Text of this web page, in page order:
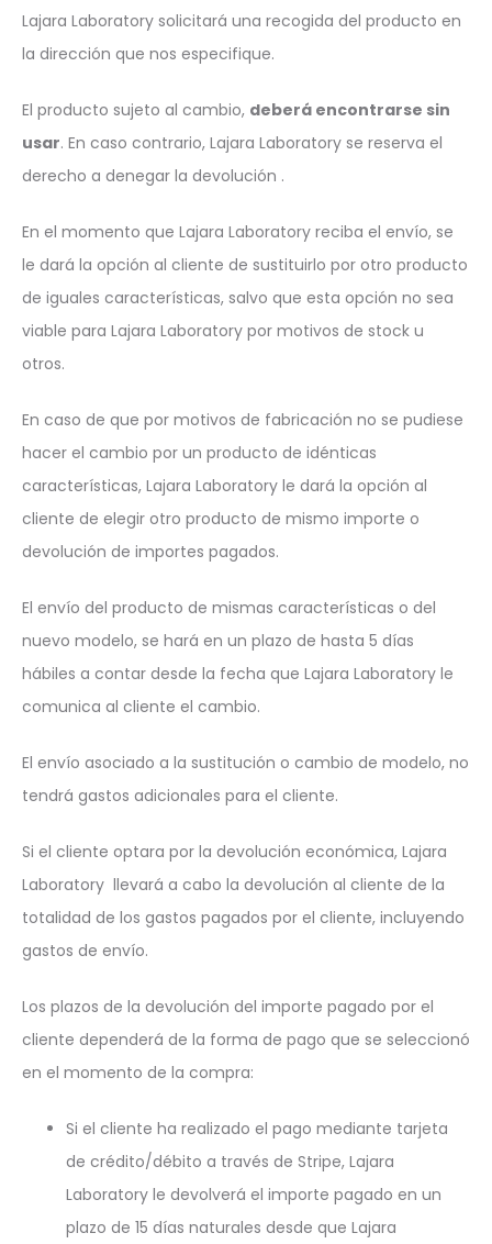
Lajara Laboratory solicitará una recogida del producto en
la dirección que nos especifique.
El producto sujeto al cambio, deberá encontrarse sin
usar. En caso contrario, Lajara Laboratory se reserva el
derecho a denegar la devolución .
En el momento que Lajara Laboratory reciba el envío, se
le dará la opción al cliente de sustituirlo por otro producto
de iguales características, salvo que esta opción no sea
viable para Lajara Laboratory por motivos de stock u
otros.
En caso de que por motivos de fabricación no se pudiese
hacer el cambio por un producto de idénticas
características, Lajara Laboratory le dará la opción al
cliente de elegir otro producto de mismo importe o
devolución de importes pagados.
El envío del producto de mismas características o del
nuevo modelo, se hará en un plazo de hasta 5 días
hábiles a contar desde la fecha que Lajara Laboratory le
comunica al cliente el cambio.
El envío asociado a la sustitución o cambio de modelo, no
tendrá gastos adicionales para el cliente.
Si el cliente optara por la devolución económica, Lajara
Laboratory llevará a cabo la devolución al cliente de la
totalidad de los gastos pagados por el cliente, incluyendo
gastos de envío.
Los plazos de la devolución del importe pagado por el
cliente dependerá de la forma de pago que se seleccionó
en el momento de la compra:
Si el cliente ha realizado el pago mediante tarjeta
de crédito/débito a través de Stripe, Lajara
Laboratory le devolverá el importe pagado en un
plazo de 15 días naturales desde que Lajara